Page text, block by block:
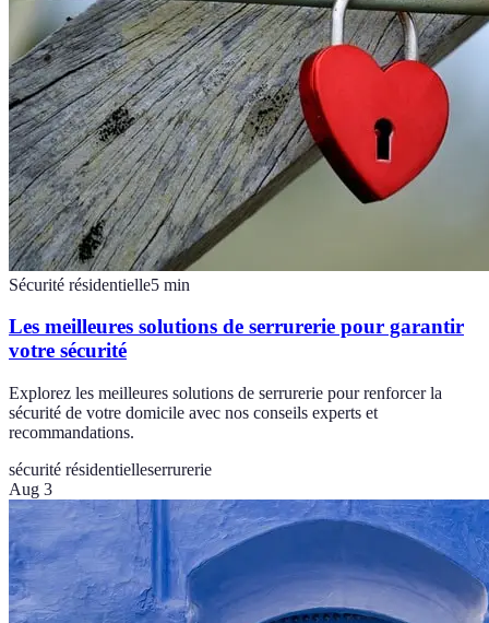
Sécurité résidentielle5 min
Les meilleures solutions de serrurerie pour garantir
votre sécurité
Explorez les meilleures solutions de serrurerie pour renforcer la
sécurité de votre domicile avec nos conseils experts et
recommandations.
sécurité résidentielleserrurerie
Aug 3